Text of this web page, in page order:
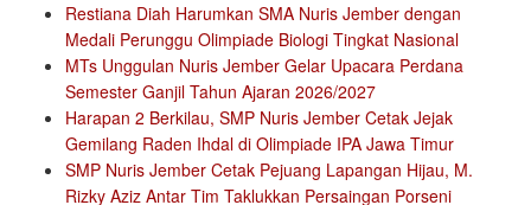
Restiana Diah Harumkan SMA Nuris Jember dengan
Medali Perunggu Olimpiade Biologi Tingkat Nasional
MTs Unggulan Nuris Jember Gelar Upacara Perdana
Semester Ganjil Tahun Ajaran 2026/2027
Harapan 2 Berkilau, SMP Nuris Jember Cetak Jejak
Gemilang Raden Ihdal di Olimpiade IPA Jawa Timur
SMP Nuris Jember Cetak Pejuang Lapangan Hijau, M.
Rizky Aziz Antar Tim Taklukkan Persaingan Porseni